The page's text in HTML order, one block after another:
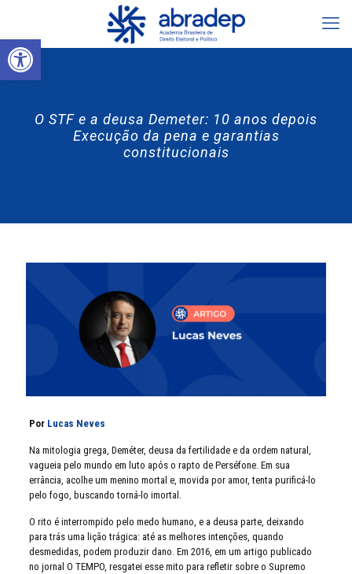
Abrir a barra de ferramentas
O STF e a deusa Demeter: 10 anos depois
Execução da pena e garantias
constitucionais
Por Lucas Neves
Na mitologia grega, Deméter, deusa da fertilidade e da ordem natural,
vagueia pelo mundo em luto após o rapto de Perséfone. Em sua
errância, acolhe um menino mortal e, movida por amor, tenta purificá-lo
pelo fogo, buscando torná-lo imortal.
O rito é interrompido pelo medo humano, e a deusa parte, deixando
para trás uma lição trágica: até as melhores intenções, quando
desmedidas, podem produzir dano. Em 2016, em um artigo publicado
no jornal O TEMPO, resgatei esse mito para refletir sobre o Supremo